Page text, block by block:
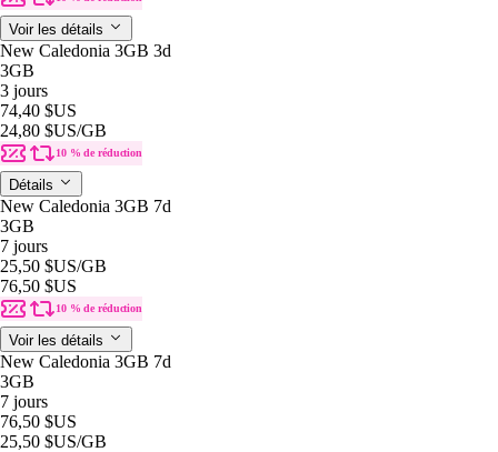
Voir les détails
New Caledonia 3GB 3d
3GB
3 jours
74,40 $US
24,80 $US/GB
10 % de réduction
Détails
New Caledonia 3GB 7d
3GB
7 jours
25,50 $US/GB
76,50 $US
10 % de réduction
Voir les détails
New Caledonia 3GB 7d
3GB
7 jours
76,50 $US
25,50 $US/GB